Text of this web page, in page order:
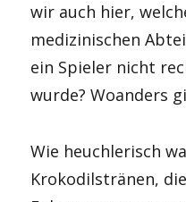
wir auch hier,
medizinischen
ein Spieler nicht
wurde? Woanders
Wie heuchlerisch
Krokodilstränen,